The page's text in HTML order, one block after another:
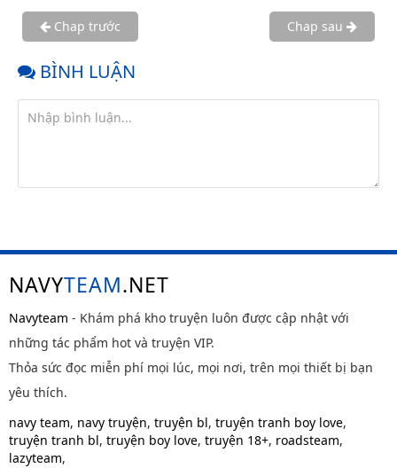
Chap trước Chap sau
BÌNH LUẬN
NAVYTEAM.NET
Navyteam - Khám phá kho truyện luôn được cập nhật với
những tác phẩm hot và truyện VIP.
Thỏa sức đọc miễn phí mọi lúc, mọi nơi, trên mọi thiết bị bạn
yêu thích.
navy team, navy truyện, truyện bl, truyện tranh boy love,
truyện tranh bl, truyện boy love, truyện 18+, roadsteam,
lazyteam,